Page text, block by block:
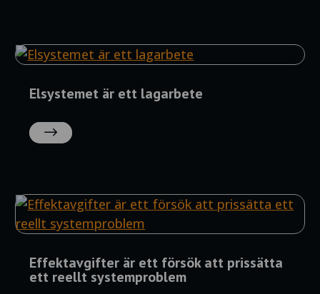
Elsystemet är ett lagarbete
MER
Effektavgifter är ett försök att prissätta
ett reellt systemproblem